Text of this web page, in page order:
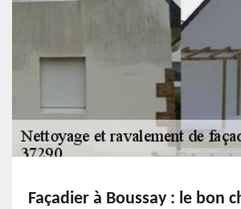
Façadier à Boussay : le bon